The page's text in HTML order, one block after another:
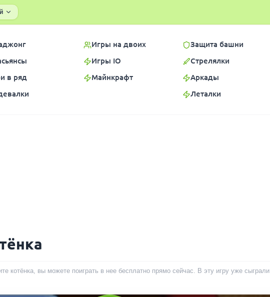
в ряд
Игры на двоих
Игры IO
Майнкрафт
Защита башни
Стрелялки
Аркады
Леталки
котёнка, вы можете поиграть в нее бесплатно прямо сейчас. В эту игру уже сыграли